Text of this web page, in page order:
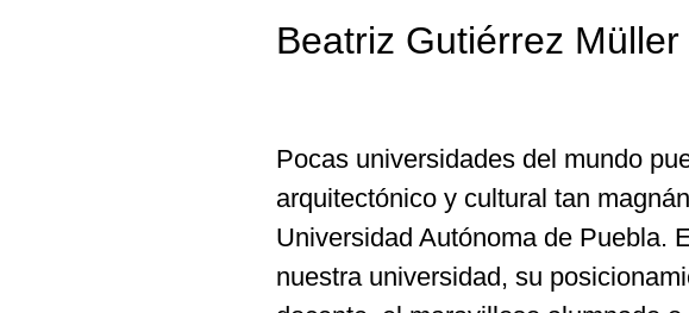
Beatriz Gutiérrez Müller
Pocas universidades del mundo
arquitectónico y cultural tan
Universidad Autónoma de Puebla.
nuestra universidad, su